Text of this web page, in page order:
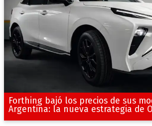
Forthing bajó los precios de sus
Argentina: la nueva estrategia de